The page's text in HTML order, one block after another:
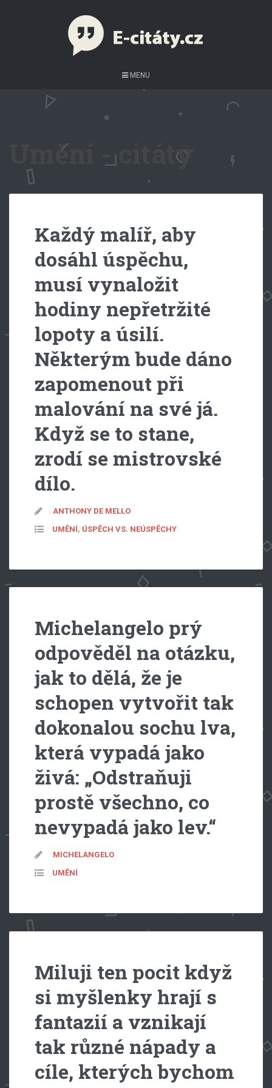
MENU
Umění - citáty
Každý malíř, aby
dosáhl úspěchu,
musí vynaložit
hodiny nepřetržité
lopoty a úsilí.
Některým bude dáno
zapomenout při
malování na své já.
Když se to stane,
zrodí se mistrovské
dílo.
ANTHONY DE MELLO
UMĚNÍ, ÚSPĚCH VS. NEÚSPĚCHY
Michelangelo prý
odpověděl na otázku,
jak to dě­lá, že je
schopen vytvořit tak
dokonalou sochu lva,
která vypadá jako
živá: „Odstraňuji
prostě všechno, co
nevy­padá jako lev.“
MICHELANGELO
UMĚNÍ
Miluji ten pocit když
si myšlenky hrají s
fantazií a vznikají
tak různé nápady a
cíle, kterých bychom